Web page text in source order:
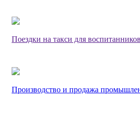
Поездки на такси для
Производство и продажа